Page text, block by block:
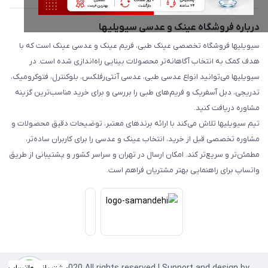
درباره فروشگاه عینک و عدسی سیویلیها
سیویلیها فروشگاه تخصصی عینک طبی، فریم عینک و عدسی عینک است که با
هدف کمک به انتخاب آگاهانه‌تر محصولات بینایی راه‌اندازی شده است. در
سیویلیها می‌توانید انواع عدسی طبی، عدسی آنتی‌رفلکس، بلوکنترل، فتوکرومیک،
تدریجی، دبل آسفریک و فریم‌های طبی را بررسی و برای خرید مناسب‌ترین گزینه
مشاوره دریافت کنید.
تیم سیویلیها تلاش می‌کند با ارائه برندهای معتبر، توضیحات دقیق محصولات و
مشاوره تخصصی قبل از خرید، انتخاب عینک و عدسی را برای کاربران ساده‌تر،
مطمئن‌تر و سریع‌تر کند. امکان ارسال در تهران و سراسر کشور و پشتیبانی از طریق
واتساپ برای راهنمایی بهتر مشتریان فراهم است.